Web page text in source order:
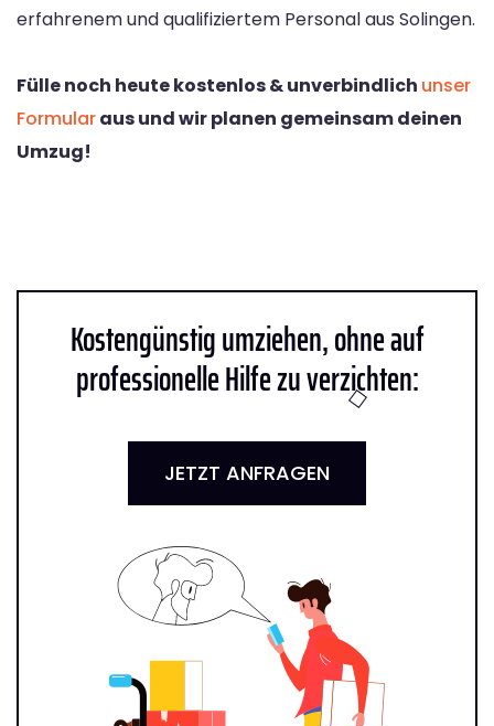
erfahrenem und qualifiziertem Personal aus Solingen.
Fülle noch heute kostenlos & unverbindlich unser
Formularaus und wir planen gemeinsam deinen
Umzug!
Kostengünstig umziehen, ohne auf
professionelle Hilfe zu verzichten:
JETZT ANFRAGEN